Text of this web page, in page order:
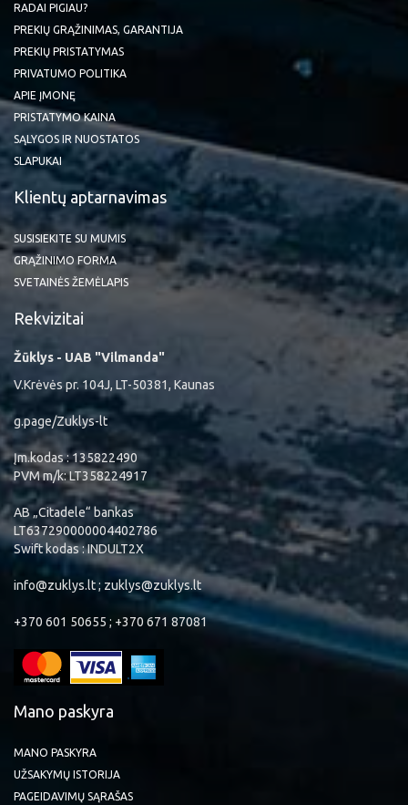
RADAI PIGIAU?
PREKIŲ GRĄŽINIMAS, GARANTIJA
PREKIŲ PRISTATYMAS
PRIVATUMO POLITIKA
APIE ĮMONĘ
PRISTATYMO KAINA
SĄLYGOS IR NUOSTATOS
SLAPUKAI
Klientų aptarnavimas
SUSISIEKITE SU MUMIS
GRĄŽINIMO FORMA
SVETAINĖS ŽEMĖLAPIS
Rekvizitai
Žūklys - UAB "Vilmanda"
V.Krėvės pr. 104J, LT-50381, Kaunas
g.page/Zuklys-lt
Įm.kodas : 135822490
PVM m/k: LT358224917
AB „Citadele“ bankas
LT637290000004402786
Swift kodas : INDULT2X
info@zuklys.lt ; zuklys@zuklys.lt
+370 601 50655 ; +370 671 87081
Mano paskyra
MANO PASKYRA
UŽSAKYMŲ ISTORIJA
PAGEIDAVIMŲ SĄRAŠAS